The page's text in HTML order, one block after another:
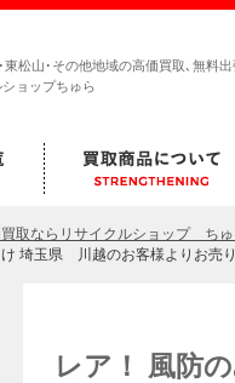
松山･その他地域の高価買取､無料出
ョップちゅら
取ならリサイクルショップ ちゅ
埼玉県 川越のお客様よりお売り
レア！ 風防